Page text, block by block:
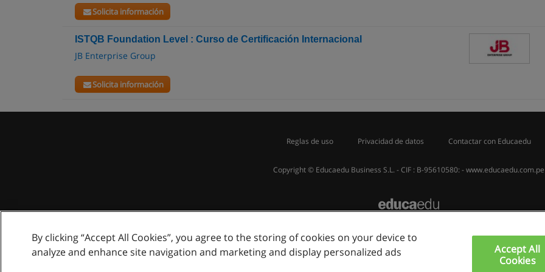
Solicita información
ISTQB Foundation Level : Curso de Certificación Internacional
JB Enterprise Group
Solicita información
Reglas de uso Privacidad de datos Contactar con Educaedu
Copyright © Educaedu Business S.L. - CIF : B-95610580: -www.educaedu.com.pe
By clicking “Accept All Cookies”, you agree to the storing of cookies on your device to
analyze and enhance site navigation and marketing and display personalized ads
Accept All
Cookies